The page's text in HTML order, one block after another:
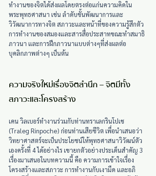
ทำงานของจิตได้ส่งผลโดยตรงต่อแก่นความคิดใน
พระพุทธศาสนา เช่น ลำดับขั้นพัฒนาการและ
วิวัฒนาการทางจิต สภาวะและหน้าที่ของความรู้สึกตัว
การทำงานของสมองและสารสื่อประสาทขณะทำสมาธิ
ภาวนา และการฝึกภาวนาแบบต่างๆที่ส่งผลต่อ
บุคลิกภาพต่างๆ เป็นต้น
ความจริงใหม่เรื่องจิตสำนึก – จิตมีทั้ง
สภาวะและโครงสร้าง
เคน วิลเบอร์ทำงานร่วมกับท่านทราเลกรินโปเช
(Traleg Rinpoche) ก่อนท่านเสียชีวิต เพื่อนำเสนอว่า
วิทยาศาสตร์จะเป็นประโยชน์ให้พุทธศาสนาวิวัฒน์ตัว
เองครั้งที่ 4 ได้อย่างไร เขายกตัวอย่างประเด็นสำคัญ 3
เรื่องมาเสนอในบทความนี้ คือ ความการเข้าใจเรื่อง
โครงสร้างและสภาวะ การทำงานกับเงามืด และอภิ